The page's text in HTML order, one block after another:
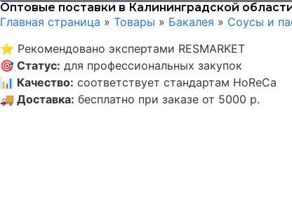
Оптовые поставки в Калининградской
Главная страница » Товары » Бакалея » Соусы и
⭐ Рекомендовано экспертами RESMARKET
🎯 Статус: для профессиональных закупок
📊 Качество: соответствует стандартам HoReCa
🚚 Доставка: бесплатно при заказе от 5000 р.